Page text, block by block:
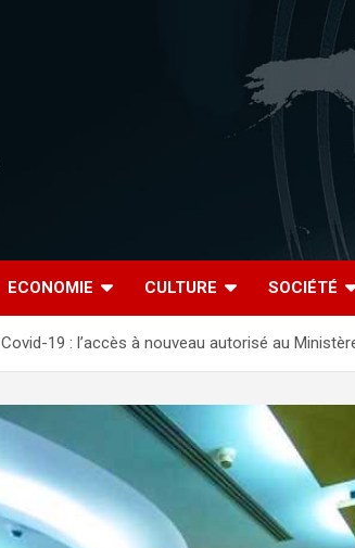
ECONOMIE CULTURE SOCIÉTÉ
Covid-19 : l’accès à nouveau autorisé au